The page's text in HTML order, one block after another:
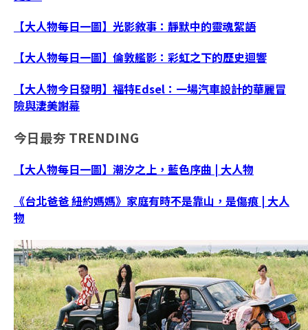
【大人物每日一圖】光影敘事：靜默中的靈魂絮語
【大人物每日一圖】倫敦艦影：彩虹之下的歷史迴響
【大人物今日發明】福特Edsel：一場汽車設計的華麗冒
險與淒美謝幕
今日最夯 TRENDING
【大人物每日一圖】潮汐之上，藍色序曲 | 大人物
《台北爸爸 紐約媽媽》家庭有時不是靠山，是傷痕 | 大人
物